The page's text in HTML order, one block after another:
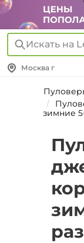
Искать на
Москва г
зимние